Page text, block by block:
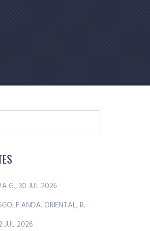
G., 30 JUL 2026
ANDA. ORIENTAL, R.
JUL 2026